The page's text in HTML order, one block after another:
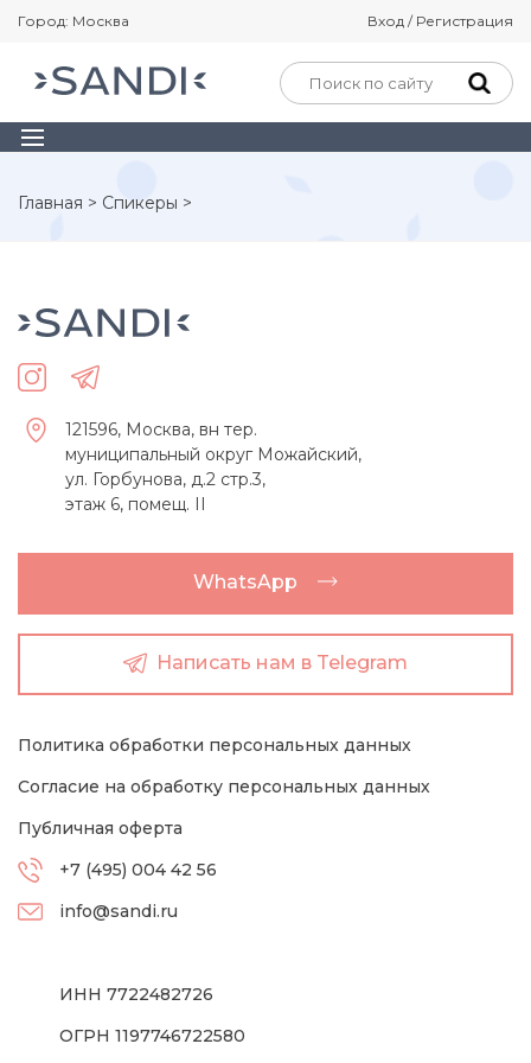
Город: Москва Вход / Регистрация
Главная > Спикеры >
121596, Москва, вн тер.
муниципальный округ Можайский,
ул. Горбунова, д.2 стр.3,
этаж 6, помещ. II
WhatsApp
Написать нам в Telegram
Политика обработки персональных данных
Согласие на обработку персональных данных
Публичная оферта
+7 (495) 004 42 56
info@sandi.ru
ИНН 7722482726
ОГРН 1197746722580